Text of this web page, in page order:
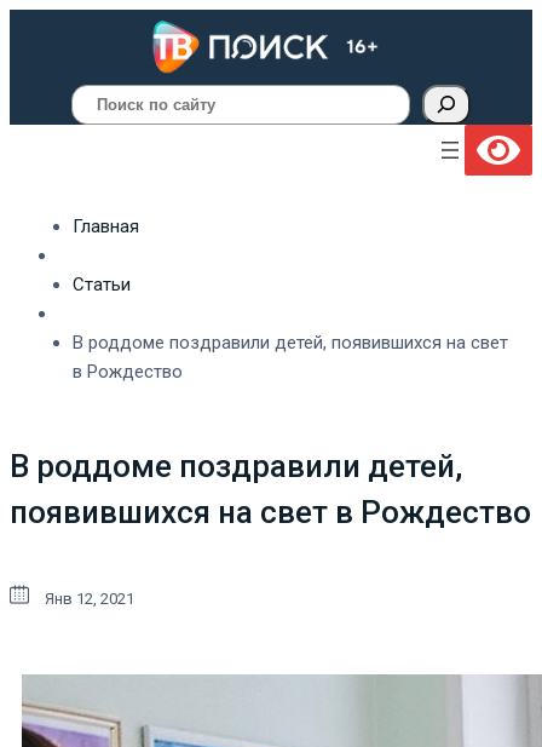
Поиск
Главная
Статьи
В роддоме поздравили детей, появившихся на свет
в Рождество
В роддоме поздравили детей,
появившихся на свет в Рождество
Янв 12, 2021